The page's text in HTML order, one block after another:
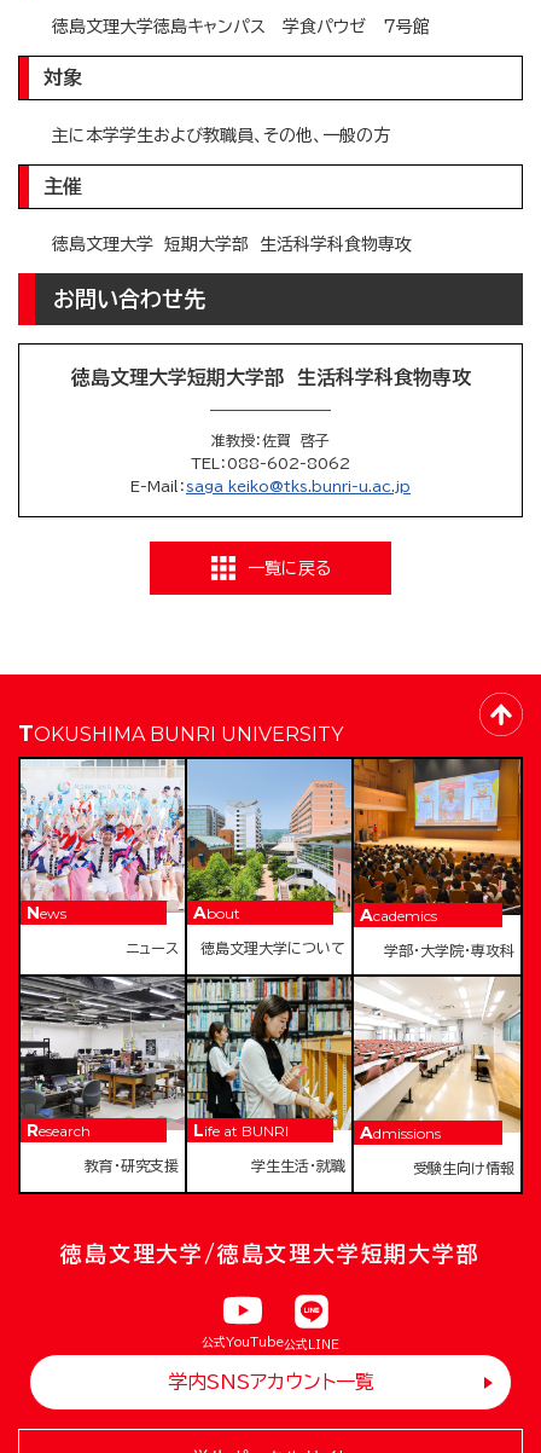
徳島文理大学徳島キャンパス 学食パウゼ 7号館
対象
主に本学学生および教職員、その他、一般の方
主催
徳島文理大学 短期大学部 生活科学科食物専攻
お問い合わせ先
徳島文理大学短期大学部 生活科学科食物専攻
准教授：佐賀 啓子
TEL
：088-602-8062
E-Mail ： saga_keiko@tks.bunri-u.ac.jp
一覧に戻る
TOKUSHIMA BUNRI UNIVERSITY
News
ニュース
About
徳島文理大学について
Academics
学部・大学院・専攻科
Research
教育・研究支援
Life at BUNRI
学生生活・就職
Admissions
受験生向け情報
徳島文理大学/徳島文理大学短期大学部
公式YouTube公式LINE
学内SNSアカウント一覧